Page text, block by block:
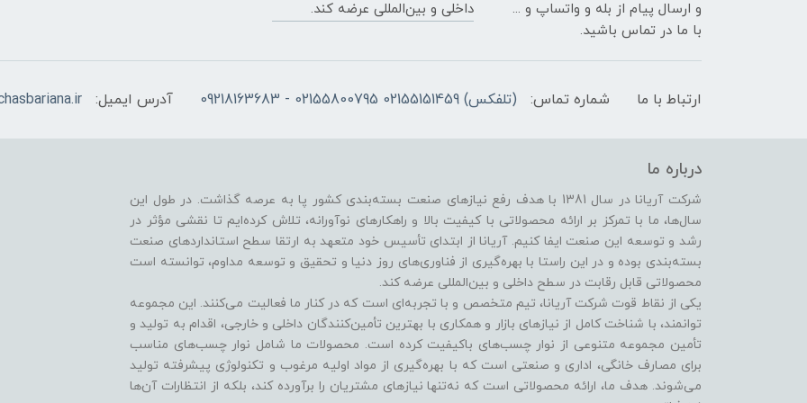
و ارسال پیام از بله و واتساپ و ...
با ما در تماس باشید.
داخلی و بین‌المللی عرضه کند.
ارتباط با ما شماره تماس: (تلفکس) 02155151459 02155800795 - 09218163683 آدرس ایمیل:
درباره ما
شرکت آریانا در سال 1381 با هدف رفع نیازهای صنعت بسته‌بندی کشور پا به عرصه گذاشت. در طول این
سال‌ها، ما با تمرکز بر ارائه محصولاتی با کیفیت بالا و راهکارهای نوآورانه، تلاش کرده‌ایم تا نقشی مؤثر در
رشد و توسعه این صنعت ایفا کنیم. آریانا از ابتدای تأسیس خود متعهد به ارتقا سطح استانداردهای صنعت
بسته‌بندی بوده و در این راستا با بهره‌گیری از فناوری‌های روز دنیا و تحقیق و توسعه مداوم، توانسته است
محصولاتی قابل رقابت در سطح داخلی و بین‌المللی عرضه کند.
یکی از نقاط قوت شرکت آریانا، تیم متخصص و با تجربه‌ای است که در کنار ما فعالیت می‌کنند. این مجموعه
توانمند، با شناخت کامل از نیازهای بازار و همکاری با بهترین تأمین‌کنندگان داخلی و خارجی، اقدام به تولید و
تأمین مجموعه متنوعی از نوار چسب‌های باکیفیت کرده است. محصولات ما شامل نوار چسب‌های مناسب
برای مصارف خانگی، اداری و صنعتی است که با بهره‌گیری از مواد اولیه مرغوب و تکنولوژی پیشرفته تولید
می‌شوند. هدف ما، ارائه محصولاتی است که نه‌تنها نیازهای مشتریان را برآورده کند، بلکه از انتظارات آن‌ها